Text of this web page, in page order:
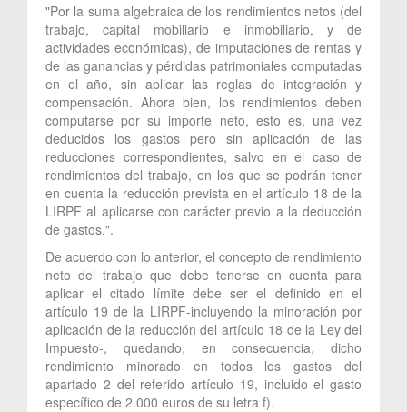
"Por la suma algebraica de los rendimientos netos (del
trabajo, capital mobiliario e inmobiliario, y de
actividades económicas), de imputaciones de rentas y
de las ganancias y pérdidas patrimoniales computadas
en el año, sin aplicar las reglas de integración y
compensación. Ahora bien, los rendimientos deben
computarse por su importe neto, esto es, una vez
deducidos los gastos pero sin aplicación de las
reducciones correspondientes, salvo en el caso de
rendimientos del trabajo, en los que se podrán tener
en cuenta la reducción prevista en el artículo 18 de la
LIRPF al aplicarse con carácter previo a la deducción
de gastos.".
De acuerdo con lo anterior, el concepto de rendimiento
neto del trabajo que debe tenerse en cuenta para
aplicar el citado límite debe ser el definido en el
artículo 19 de la LIRPF-incluyendo la minoración por
aplicación de la reducción del artículo 18 de la Ley del
Impuesto-, quedando, en consecuencia, dicho
rendimiento minorado en todos los gastos del
apartado 2 del referido artículo 19, incluido el gasto
específico de 2.000 euros de su letra f).